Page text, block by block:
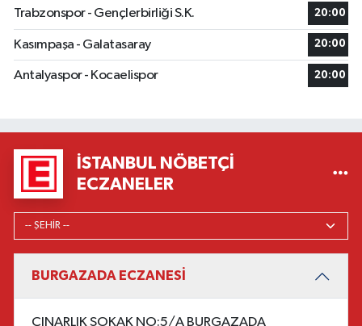
Trabzonspor - Gençlerbirliği S.K. 20:00
Kasımpaşa - Galatasaray 20:00
Antalyaspor - Kocaelispor 20:00
İSTANBUL NÖBETÇI
ECZANELER
BURGAZADA ECZANESİ
ÇINARLIK SOKAK NO:5/A BURGAZADA